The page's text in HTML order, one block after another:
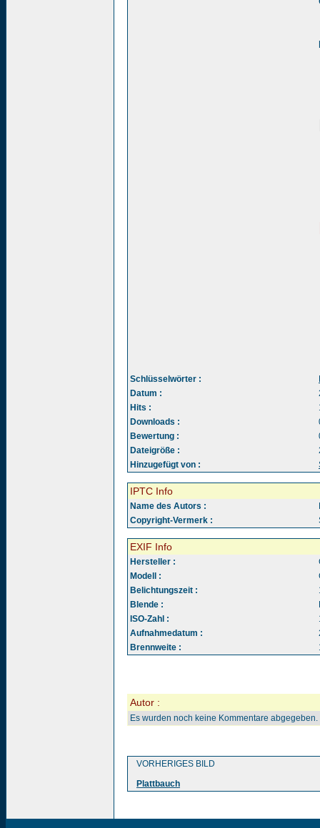
Schlüsselwörter :
Datum :
Hits :
Downloads :
Bewertung :
Dateigröße :
Hinzugefügt von :
IPTC Info
Name des Autors :
Copyright-Vermerk :
EXIF Info
Hersteller :
Modell :
Belichtungszeit :
Blende :
ISO-Zahl :
Aufnahmedatum :
Brennweite :
Autor :
Es wurden noch keine Kommentare abgegeben.
VORHERIGES BILD
Plattbauch